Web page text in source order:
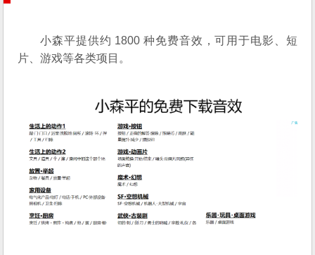
小森平提供约 1800 种免费音效，可用于电影、短
片、游戏等各类项目。